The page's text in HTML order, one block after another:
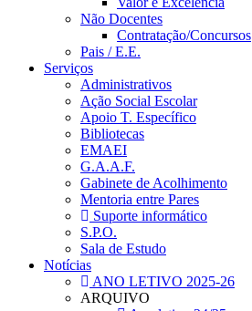
Não Docentes
Contratação/Concursos
Pais / E.E.
Serviços
Administrativos
Ação Social Escolar
Apoio T. Específico
Bibliotecas
EMAEI
G.A.A.F.
Gabinete de Acolhimento
Mentoria entre Pares
Suporte informático
S.P.O.
Sala de Estudo
Notícias
ANO LETIVO 2025-26
ARQUIVO